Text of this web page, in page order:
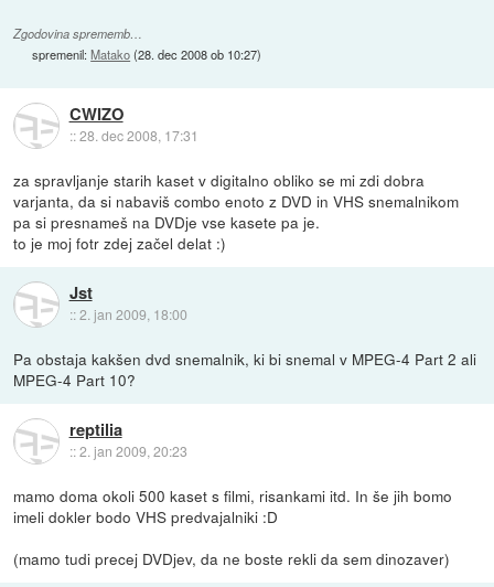
Zgodovina sprememb…
spremenil:Matako(28. dec 2008 ob 10:27)
CWIZO
::28. dec 2008, 17:31
za spravljanje starih kaset v digitalno obliko se mi zdi dobra
varjanta, da si nabaviš combo enoto z DVD in VHS snemalnikom
pa si presnameš na DVDje vse kasete pa je.
to je moj fotr zdej začel delat :)
Jst
::2. jan 2009, 18:00
Pa obstaja kakšen dvd snemalnik, ki bi snemal v MPEG-4 Part 2 ali
MPEG-4 Part 10?
reptilia
::2. jan 2009, 20:23
mamo doma okoli 500 kaset s filmi, risankami itd. In še jih bomo
imeli dokler bodo VHS predvajalniki :D
(mamo tudi precej DVDjev, da ne boste rekli da sem dinozaver)